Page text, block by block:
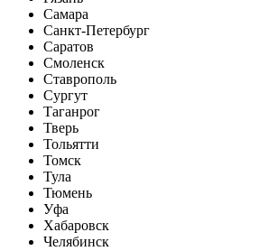
Самара
Санкт-Петербург
Саратов
Смоленск
Ставрополь
Сургут
Таганрог
Тверь
Тольятти
Томск
Тула
Тюмень
Уфа
Хабаровск
Челябинск